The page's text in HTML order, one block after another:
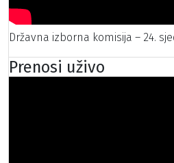
Državna izborna komisija – 24.
Prenosi uživo